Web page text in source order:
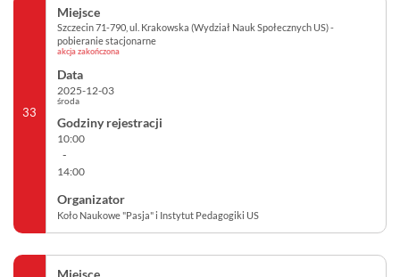
33
Szczecin 71-790, ul. Krakowska (Wydział Nauk Społecznych US) -
pobieranie stacjonarne
akcja zakończona
2025-12-03
środa
10:00
-
14:00
Koło Naukowe "Pasja" i Instytut Pedagogiki US